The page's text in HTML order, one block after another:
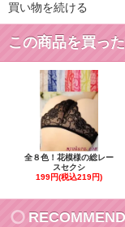
買い物を続ける
この商品を買っ
全８色！花模様の総レー
スセクシ
199円(税込219円)
RECOMMEND